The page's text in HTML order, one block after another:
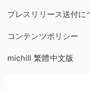
プレスリリース送付に
コンテンツポリシー
michill 繁體中文版